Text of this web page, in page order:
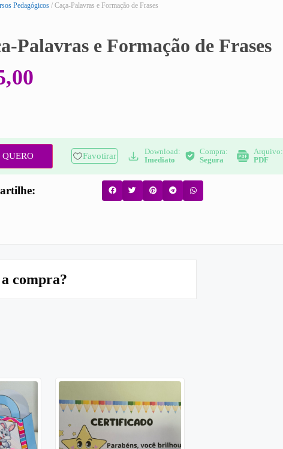
Pedagógicos / Caça-Palavras e Formação de Frases
Palavras e Formação de Frases
QUERO Favotirar
Download:
Imediato
Compra:
Segura
Arquivo:
PDF
compra?